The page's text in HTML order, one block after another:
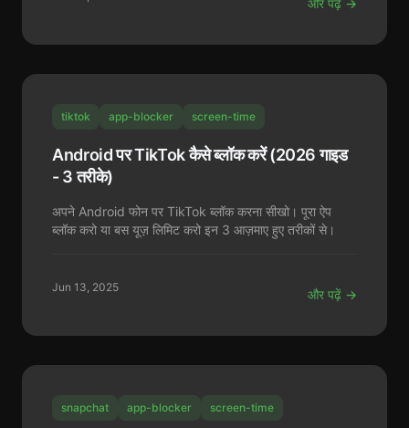
और पढ़ें →
tiktok app-blocker screen-time
Android पर TikTok कैसे ब्लॉक करें (2026 गाइड
- 3 तरीके)
अपने Android फोन पर TikTok ब्लॉक करना सीखो। पूरा ऐप
ब्लॉक करो या बस यूज़ लिमिट करो इन 3 आज़माए हुए तरीकों से।
Jun 13, 2025 और पढ़ें →
snapchat app-blocker screen-time